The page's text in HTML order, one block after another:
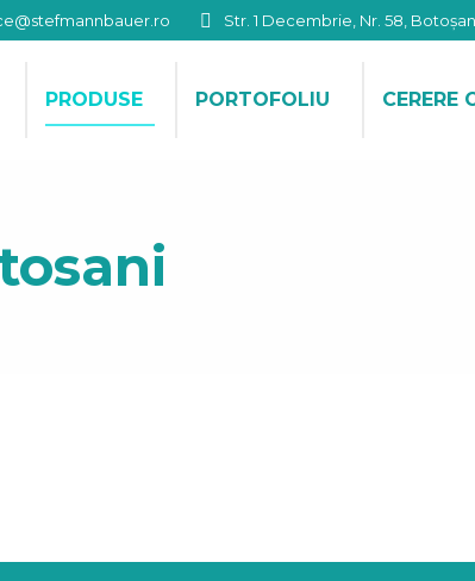
Str. 1 Decembrie, Nr. 58,
PRODUSE PORTOFOLIU CERERE